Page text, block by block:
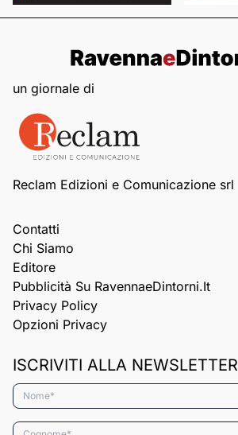
un giornale di
Reclam Edizioni e Comunicazione srl
Contatti
Chi Siamo
Editore
Pubblicità Su RavennaeDintorni.it
Privacy Policy
Opzioni Privacy
ISCRIVITI ALLA NEWSLETTER
Nome*
Cognome*